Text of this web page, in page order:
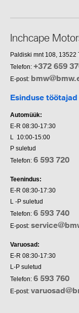
Inchcape
Paldiski mnt 108, 13522
Telefon: +372 659
E-post:
Esinduse töötajad
Automüük:
E-R 08:30-17:30
L 10:00-15:00
P suletud
Telefon: 6 593 720
Teenindus:
E-R 08:30-17:30
L -P suletud
Telefon: 6 593 740
E-post:
Varuosad:
E-R 08:30-17:30
L-P suletud
Telefon: 6 593 760
E-post: